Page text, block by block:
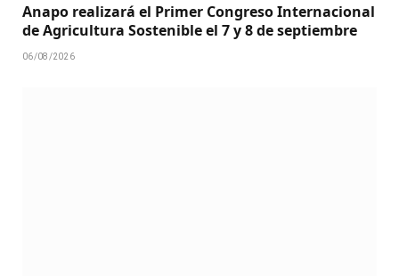
Anapo realizará el Primer Congreso Internacional
de Agricultura Sostenible el 7 y 8 de septiembre
06/08/2026